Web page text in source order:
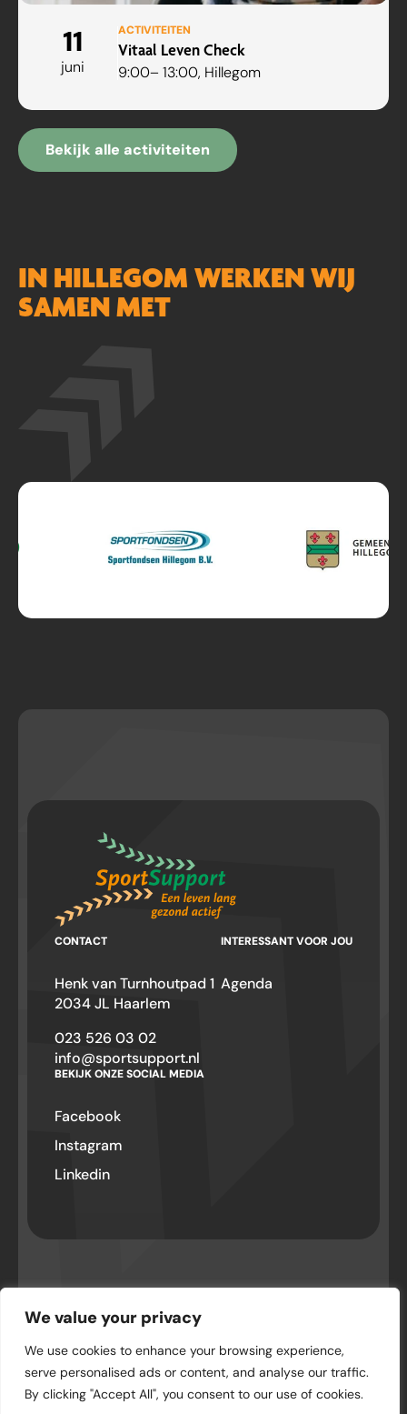
We value your privacy
We use cookies to enhance your browsing experience,
serve personalised ads or content, and analyse our traffic.
By clicking "Accept All", you consent to our use of cookies.
11
juni
ACTIVITEITEN
Vitaal Leven Check
9:00– 13:00, Hillegom
Bekijk alle activiteiten
IN HILLEGOM WERKEN WIJ
SAMEN MET
CONTACT
Henk van Turnhoutpad 1
2034 JL Haarlem
023 526 03 02
info@sportsupport.nl
INTERESSANT VOOR JOU
Agenda
BEKIJK ONZE SOCIAL MEDIA
Facebook
Instagram
Linkedin
rechten voorbehouden
Privacyverklaring